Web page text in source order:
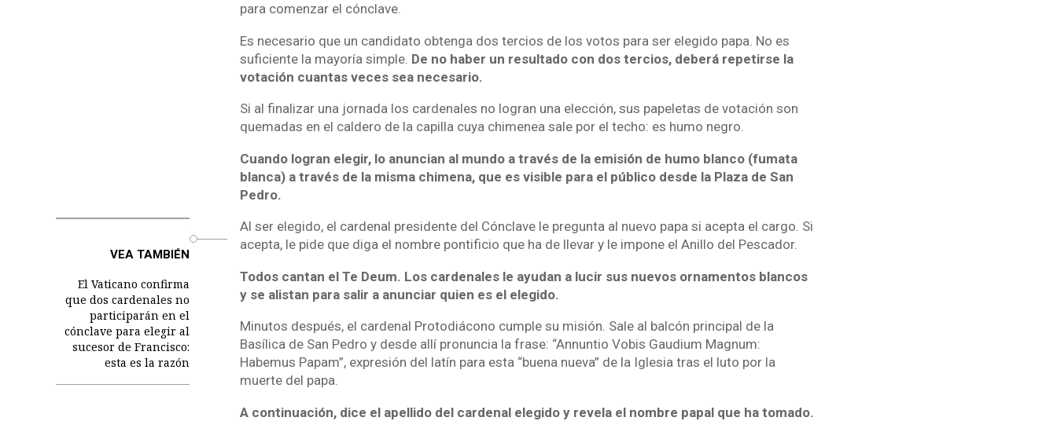
para comenzar el cónclave.
Es necesario que un candidato obtenga dos tercios de los votos para ser elegido papa. No es
suficiente la mayoría simple. De no haber un resultado con dos tercios, deberá repetirse la
votación cuantas veces sea necesario.
Si al finalizar una jornada los cardenales no logran una elección, sus papeletas de votación son
quemadas en el caldero de la capilla cuya chimenea sale por el techo: es humo negro.
Cuando logran elegir, lo anuncian al mundo a través de la emisión de humo blanco (fumata
blanca) a través de la misma chimena, que es visible para el público desde la Plaza de San
Pedro.
VEA TAMBIÉN
El Vaticano confirma
que dos cardenales no
participarán en el
cónclave para elegir al
sucesor de Francisco:
esta es la razón
Al ser elegido, el cardenal presidente del Cónclave le pregunta al nuevo papa si acepta el cargo. Si
acepta, le pide que diga el nombre pontificio que ha de llevar y le impone el Anillo del Pescador.
Todos cantan el Te Deum. Los cardenales le ayudan a lucir sus nuevos ornamentos blancos
y se alistan para salir a anunciar quien es el elegido.
Minutos después, el cardenal Protodiácono cumple su misión. Sale al balcón principal de la
Basílica de San Pedro y desde allí pronuncia la frase: “Annuntio Vobis Gaudium Magnum:
Habemus Papam”, expresión del latín para esta “buena nueva” de la Iglesia tras el luto por la
muerte del papa.
A continuación, dice el apellido del cardenal elegido y revela el nombre papal que ha tomado.